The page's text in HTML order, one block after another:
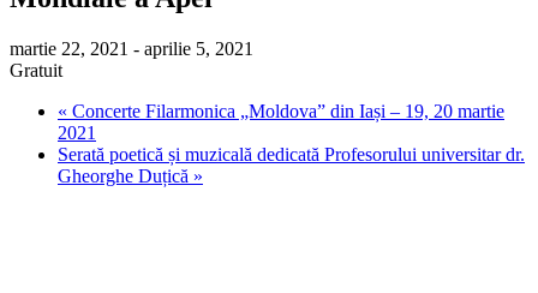
martie 22, 2021 - aprilie 5, 2021
Gratuit
« Concerte Filarmonica „Moldova” din Iași – 19, 20 martie
2021
Serată poetică și muzicală dedicată Profesorului universitar dr.
Gheorghe Duțică »